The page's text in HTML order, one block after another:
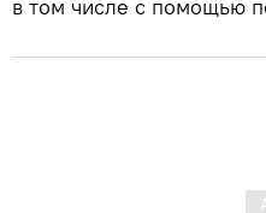
в том числе с помощью